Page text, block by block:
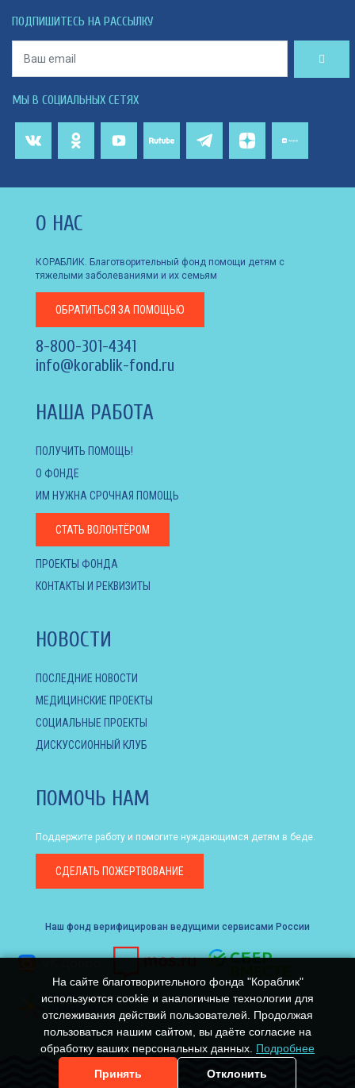
ПОДПИШИТЕСЬ НА РАССЫЛКУ
МЫ В СОЦИАЛЬНЫХ СЕТЯХ
О НАС
КОРАБЛИК. Благотворительный фонд помощи детям с
тяжелыми заболеваниями и их семьям
ОБРАТИТЬСЯ ЗА ПОМОЩЬЮ
8-800-301-4341
info@korablik-fond.ru
НАША РАБОТА
ПОЛУЧИТЬ ПОМОЩЬ!
О ФОНДЕ
ИМ НУЖНА СРОЧНАЯ ПОМОЩЬ
СТАТЬ ВОЛОНТЁРОМ
ПРОЕКТЫ ФОНДА
КОНТАКТЫ И РЕКВИЗИТЫ
НОВОСТИ
ПОСЛЕДНИЕ НОВОСТИ
МЕДИЦИНСКИЕ ПРОЕКТЫ
СОЦИАЛЬНЫЕ ПРОЕКТЫ
ДИСКУССИОННЫЙ КЛУБ
ПОМОЧЬ НАМ
Поддержите работу и помогите нуждающимся детям в беде.
СДЕЛАТЬ ПОЖЕРТВОВАНИЕ
Наш фонд верифицирован ведущими сервисами России
На сайте благотворительного фонда "Кораблик"
используются cookie и аналогичные технологии для
отслеживания действий пользователей. Продолжая
пользоваться нашим сайтом, вы даёте согласие на
обработку ваших персональных данных. Подробнее
Принять
Отклонить